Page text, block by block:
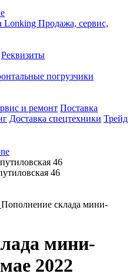
Lonking Продажа, сервис,
Реквизиты
погрузчики
и ремонт Поставка
Доставка спецтехники Трейд
46
46
Пополнение склада мини-
мини-
2022